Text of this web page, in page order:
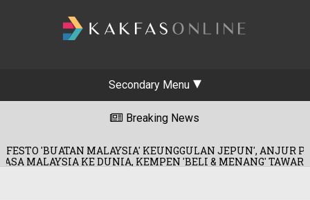
Secondary Menu
Breaking News
KEUNGGULAN JEPUN', ANJUR PROMOSI MERDEKA!
KEMPEN 'BELI & MENANG' TAWAR HADIAH KERETA!